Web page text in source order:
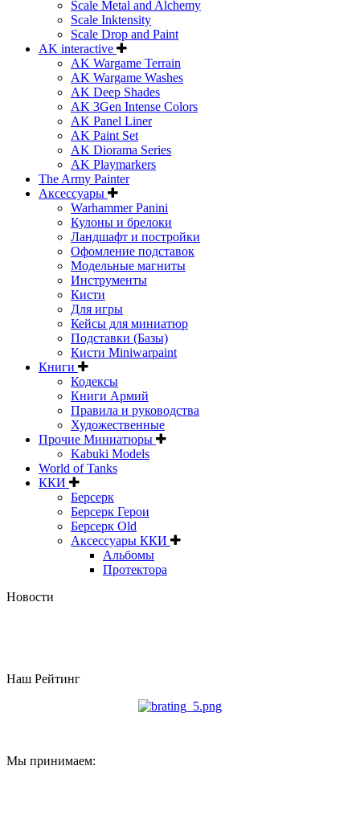
Scale Metal and Alchemy
Scale Inktensity
Scale Drop and Paint
AK interactive
AK Wargame Terrain
AK Wargame Washes
AK Deep Shades
AK 3Gen Intense Colors
AK Panel Liner
AK Paint Set
AK Diorama Series
AK Playmarkers
The Army Painter
Аксессуары
Warhammer Panini
Кулоны и брелоки
Ландшафт и постройки
Офомление подставок
Модельные магниты
Инструменты
Кисти
Для игры
Кейсы для миниатюр
Подставки (Базы)
Кисти Miniwarpaint
Книги
Кодексы
Книги Армий
Правила и руководства
Художественные
Прочие Миниатюры
Kabuki Models
World of Tanks
ККИ
Берсерк
Берсерк Герои
Берсерк Old
Аксессуары ККИ
Альбомы
Протектора
Новости
Наш Рейтинг
Мы принимаем: